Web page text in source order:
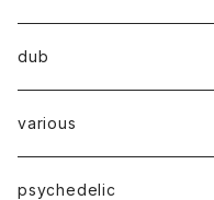
dub
various
psychedelic